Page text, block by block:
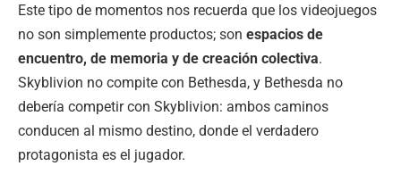
Este tipo de momentos nos recuerda que los videojuegos
no son simplemente productos; son espacios de
encuentro, de memoria y de creación colectiva.
Skyblivion no compite con Bethesda, y Bethesda no
debería competir con Skyblivion: ambos caminos
conducen al mismo destino, donde el verdadero
protagonista es el jugador.